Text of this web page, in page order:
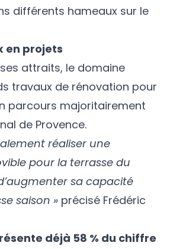
différents hameaux sur le
en projets
attraits, le domaine
travaux de rénovation pour
parcours majoritairement
de Provence.
réaliser une
pour la terrasse du
sa capacité
saison » précisé Frédéric
déjà 58 % du chiffre